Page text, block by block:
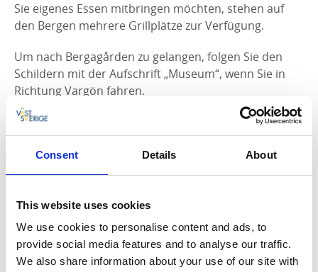
Consent Details About
This website uses cookies
We use cookies to personalise content and ads, to
provide social media features and to analyse our traffic.
We also share information about your use of our site with
Sie eigenes Essen mitbringen möchten, stehen auf
den Bergen mehrere Grillplätze zur Verfügung.
Um nach Bergagården zu gelangen, folgen Sie den
Schildern mit der Aufschrift „Museum“, wenn Sie in
Richtung Vargön fahren.